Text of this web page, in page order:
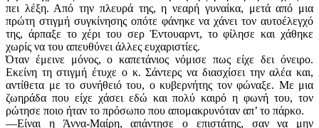
πει λέξη. Από την πλευρά της, η νεαρή γυναίκα, μετά από μια
πρώτη στιγμή συγκίνησης οπότε φάνηκε να χάνει τον αυτοέλεγχό
της, άρπαξε το χέρι του σερ Έντουαρντ, το φίλησε και χάθηκε
χωρίς να του απευθύνει άλλες ευχαριστίες.
Όταν έμεινε μόνος, ο καπετάνιος νόμισε πως είχε δει όνειρο.
Εκείνη τη στιγμή έτυχε ο κ. Σάντερς να διασχίσει την αλέα και,
αντίθετα με το συνήθειό του, ο κυβερνήτης τον φώναξε. Με μια
ζωηράδα που είχε χάσει εδώ και πολύ καιρό η φωνή του, τον
ρώτησε ποιο ήταν το πρόσωπο που απομακρυνόταν απ’ το πάρκο.
—Είναι η Άννα-Μαίρη, απάντησε ο επιστάτης, σαν να μην